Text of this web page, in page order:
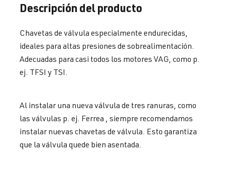
Descripción del producto
Chavetas de válvula especialmente endurecidas,
ideales para altas presiones de sobrealimentación.
Adecuadas para casi todos los motores VAG, como p.
ej. TFSI y TSI.
Al instalar una nueva válvula de tres ranuras, como
las válvulas p. ej. Ferrea , siempre recomendamos
instalar nuevas chavetas de válvula. Esto garantiza
que la válvula quede bien asentada.